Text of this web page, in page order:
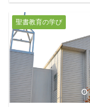
聖書教育の学び